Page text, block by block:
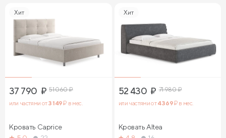
Хит
37 790 ₽ 51 060₽
или частями от3 149₽ в мес.
Кровать Caprice
Хит
52 430 ₽ 71 980₽
или частями от4 369₽ в мес.
Кровать Altea